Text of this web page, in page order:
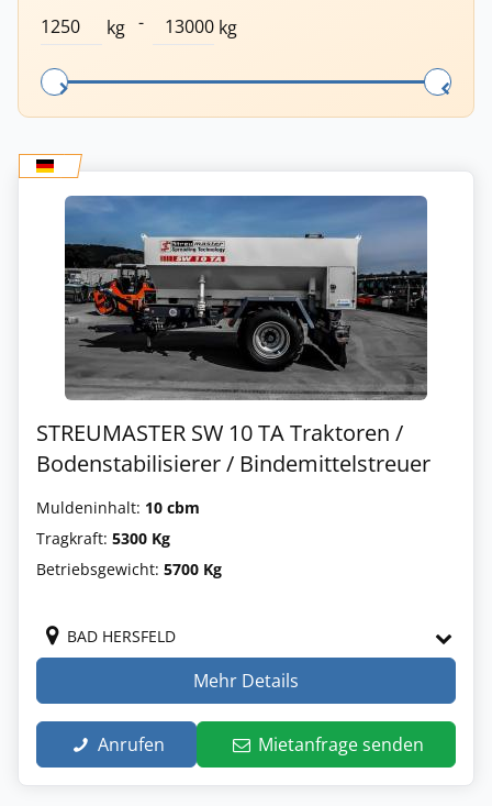
kg - kg
STREUMASTER SW 10 TA Traktoren /
Bodenstabilisierer / Bindemittelstreuer
Muldeninhalt: 10 cbm
Tragkraft: 5300 Kg
Betriebsgewicht: 5700 Kg
BAD HERSFELD
Mehr Details
Anrufen Mietanfrage senden